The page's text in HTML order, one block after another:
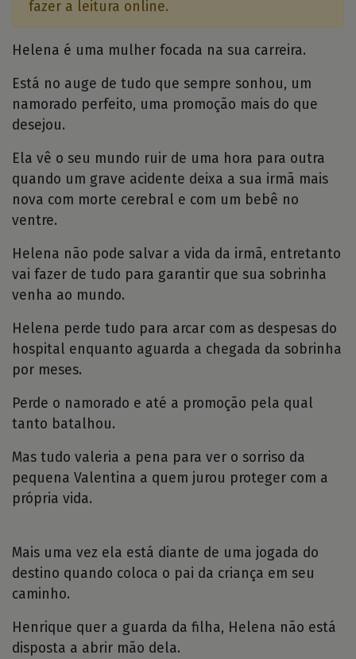
fazer a leitura online.
Helena é uma mulher focada na sua carreira.
Está no auge de tudo que sempre sonhou, um
namorado perfeito, uma promoção mais do que
desejou.
Ela vê o seu mundo ruir de uma hora para outra
quando um grave acidente deixa a sua irmã mais
nova com morte cerebral e com um bebê no
ventre.
Helena não pode salvar a vida da irmã, entretanto
vai fazer de tudo para garantir que sua sobrinha
venha ao mundo.
Helena perde tudo para arcar com as despesas do
hospital enquanto aguarda a chegada da sobrinha
por meses.
Perde o namorado e até a promoção pela qual
tanto batalhou.
Mas tudo valeria a pena para ver o sorriso da
pequena Valentina a quem jurou proteger com a
própria vida.
Mais uma vez ela está diante de uma jogada do
destino quando coloca o pai da criança em seu
caminho.
Henrique quer a guarda da filha, Helena não está
disposta a abrir mão dela.